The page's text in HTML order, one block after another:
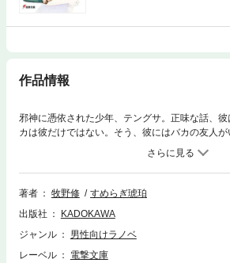
作品情報
邪神に憑依された少年、テングサ。正味な話、
カは彼だけではない。そう、彼にはバカの友人
ある鈴木地球、通称あっちゃん。小太りで三枚目
ル。ヘンテコな名前を持つ3人は、同じ高校に
る日、バカ話に華を咲かせていた3人のもとに、
る。彼女は言った。「人を殺してほしい」と。
撃から逃れられるのか？
著者 牧野修
すめらぎ琥珀
出版社
KADOKAWA
ジャンル
男性向けラノベ
レーベル
電撃文庫